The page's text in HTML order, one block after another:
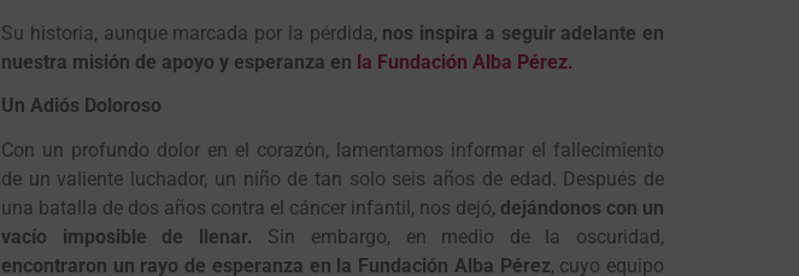
Su historia, aunque marcada por la pérdida, nos inspira a seguir adelante en
nuestra misión de apoyo y esperanza en la Fundación Alba Pérez.
Un Adiós Doloroso
Con un profundo dolor en el corazón, lamentamos informar el fallecimiento
de un valiente luchador, un niño de tan solo seis años de edad. Después de
una batalla de dos años contra el cáncer infantil, nos dejó, dejándonos con un
vacío imposible de llenar. Sin embargo, en medio de la oscuridad,
encontraron un rayo de esperanza en la Fundación Alba Pérez, cuyo equipo